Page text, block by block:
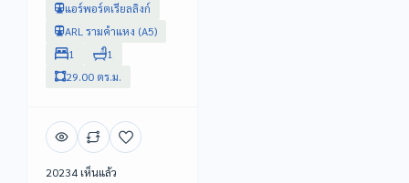
แอร์พอร์ตเรียลลิงก์
ARL รามคำแหง (A5)
1
1
29.00 ตร.ม.
20234 เห็นแล้ว